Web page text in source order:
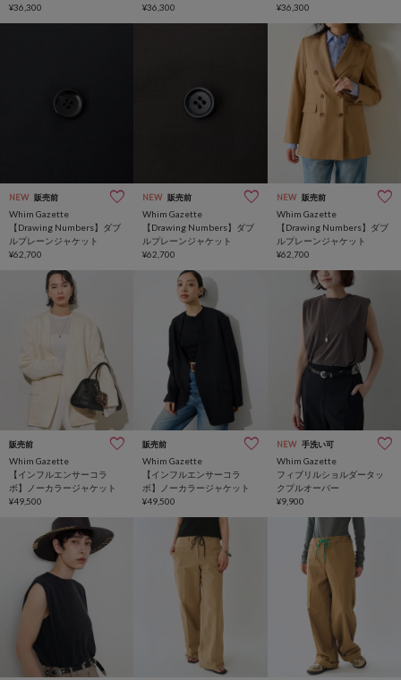
¥36,300
¥36,300
¥36,300
NEW 販売前
Whim Gazette
【Drawing Numbers】ダブ
ルプレーンジャケット
¥62,700
NEW 販売前
Whim Gazette
【Drawing Numbers】ダブ
ルプレーンジャケット
¥62,700
NEW 販売前
Whim Gazette
【Drawing Numbers】ダブ
ルプレーンジャケット
¥62,700
販売前 インフルエンサー企画
Whim Gazette
【インフルエンサーコラ
ボ】ノーカラージャケット
¥49,500
販売前 インフルエンサー企画
Whim Gazette
【インフルエンサーコラ
ボ】ノーカラージャケット
¥49,500
NEW 手洗い可
Whim Gazette
フィブリルショルダータッ
クプルオーバー
¥9,900